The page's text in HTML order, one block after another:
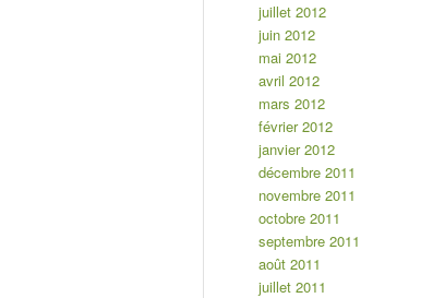
juillet 2012
juin 2012
mai 2012
avril 2012
mars 2012
février 2012
janvier 2012
décembre 2011
novembre 2011
octobre 2011
septembre 2011
août 2011
juillet 2011